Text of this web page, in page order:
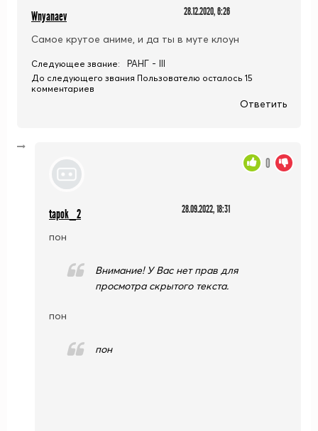
Wnyanaev 28.12.2020, 6:26
Самое крутое аниме, и да ты в муте клоун
Следующее звание: РАНГ - III
До следующего звания Пользователю осталось 15
комментариев
Ответить
tapok_2 28.09.2022, 18:31
пон
Внимание! У Вас нет прав для
просмотра скрытого текста.
пон
пон
0